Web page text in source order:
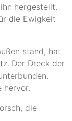
hergestellt.
die Ewigkeit
stand, hat
Der Dreck der
hervor.
die